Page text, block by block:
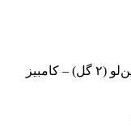
گلزنان کراپ: سجاد یوسف خواه – محمد یقین‌لو (۲ گل) – کامبیز